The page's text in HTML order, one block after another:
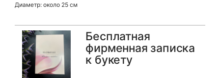
Диаметр: около 25 см
Бесплатная
фирменная записка
к букету